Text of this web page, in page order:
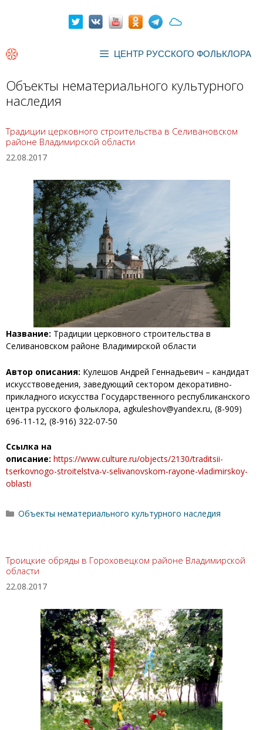
ЦЕНТР РУССКОГО ФОЛЬКЛОРА
Объекты нематериального культурного
наследия
Традиции церковного строительства в Селивановском
районе Владимирской области
22.08.2017
Название: Традиции церковного строительства в
Селивановском районе Владимирской области
Автор описания: Кулешов Андрей Геннадьевич – кандидат
искусствоведения, заведующий сектором декоративно-
прикладного искусства Государственного республиканского
центра русского фольклора, agkuleshov@yandex.ru, (8-909)
696-11-12, (8-916) 322-07-50
Ссылка на
описание: https://www.culture.ru/objects/2130/traditsii-
tserkovnogo-stroitelstva-v-selivanovskom-rayone-vladimirskoy-
oblasti
Рубрики
Объекты нематериального культурного наследия
Троицкие обряды в Гороховецком районе Владимирской
области
22.08.2017